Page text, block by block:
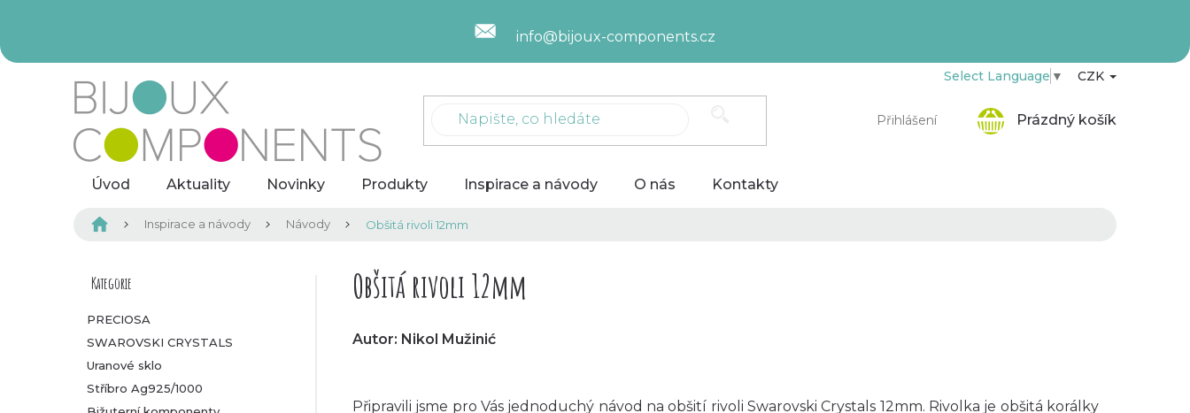
info@bijoux-components.cz
Přihlášení
Select Language ▼ CZK
Prázdný košík
Úvod Aktuality Novinky Produkty Inspirace a návody O nás Kontakty
Domů Inspirace a návody Návody Obšitá rivoli 12mm
P
o
s
t
Přeskočit
Kategorie
PRECIOSA
SWAROVSKI CRYSTALS
Uranové sklo
Stříbro Ag925/1000
Obšitá rivoli 12mm
Autor: Nikol Mužinić
Připravili jsme pro Vás jednoduchý návod na obšití rivoli Swarovski Crystals 12mm. Rivolka je obšitá korálky